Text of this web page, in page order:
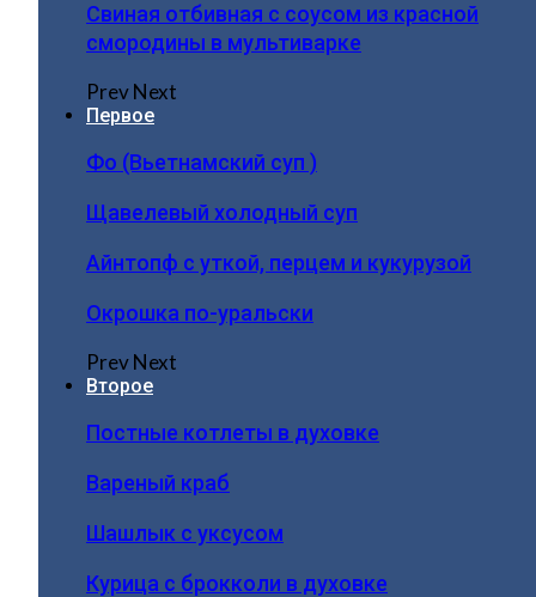
Свиная отбивная с соусом из красной
смородины в мультиварке
PrevNext
Первое
Фо (Вьетнамский суп )
Щавелевый холодный суп
Айнтопф с уткой, перцем и кукурузой
Окрошка по-уральски
PrevNext
Второе
Постные котлеты в духовке
Вареный краб
Шашлык с уксусом
Курица с брокколи в духовке